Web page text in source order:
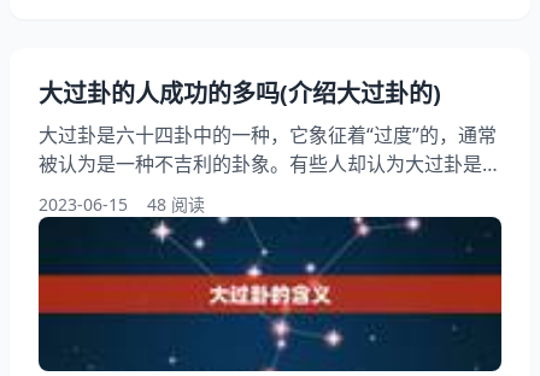
大过卦的人成功的多吗(介绍大过卦的)
大过卦是六十四卦中的一种，它象征着“过度”的，通常
被认为是一种不吉利的卦象。有些人却认为大过卦是一
种能够带来成功的卦象。大过卦的人成功的多吗？今日
我们就来介绍大过卦的。 一、大过卦的含义 大过卦是
由“泽风大过”两个卦象组成的，泽象代表着水，风象代
表着空气。这个卦象的形象是一个泽中有风的景象，象
征着水势汹涌，风势狂暴，是一种极为不稳定的。大过
卦通常被认为是一种不吉利的卦象
2023-06-15 48 阅读